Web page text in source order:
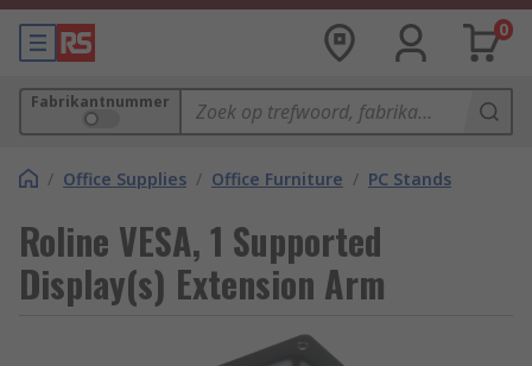
0
Fabrikantnummer
/ Office Supplies / Office Furniture / PC Stands
Roline VESA, 1 Supported
Display(s) Extension Arm